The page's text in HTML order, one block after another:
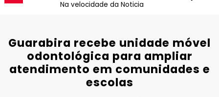
Na velocidade da Noticia
Guarabira recebe unidade móvel
odontológica para ampliar
atendimento em comunidades e
escolas